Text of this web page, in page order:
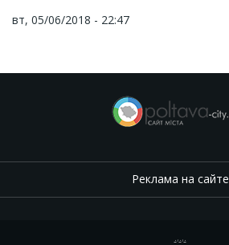
вт, 05/06/2018 - 22:47
Реклама на сайте
, ,